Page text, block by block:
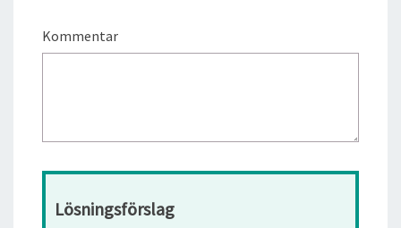
Kommentar
Lösningsförslag